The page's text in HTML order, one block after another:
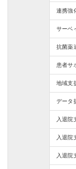
連携強
サーベ
抗菌薬
患者サ
地域支
データ
入退院
入退院
入退院